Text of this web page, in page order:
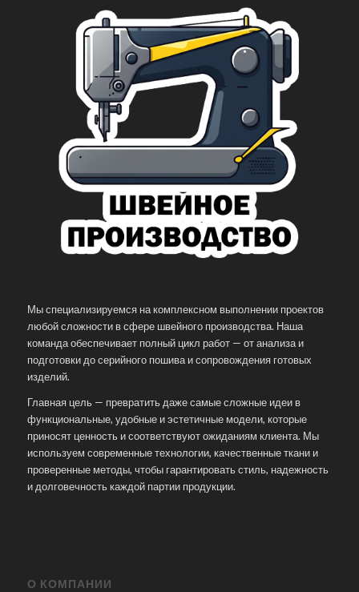
Мы специализируемся на комплексном выполнении проектов
любой сложности в сфере швейного производства. Наша
команда обеспечивает полный цикл работ — от анализа и
подготовки до серийного пошива и сопровождения готовых
изделий.
Главная цель — превратить даже самые сложные идеи в
функциональные, удобные и эстетичные модели, которые
приносят ценность и соответствуют ожиданиям клиента. Мы
используем современные технологии, качественные ткани и
проверенные методы, чтобы гарантировать стиль, надежность
и долговечность каждой партии продукции.
О КОМПАНИИ